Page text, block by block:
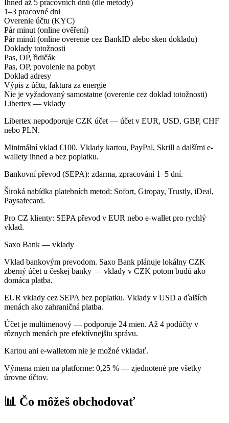
Ihned až 5 pracovních dnů (dle metody)
1–3 pracovné dni
Overenie účtu (KYC)
Pár minut (online ověření)
Pár minút (online overenie cez BankID alebo sken dokladu)
Doklady totožnosti
Pas, OP, řidičák
Pas, OP, povolenie na pobyt
Doklad adresy
Výpis z účtu, faktura za energie
Nie je vyžadovaný samostatne (overenie cez doklad totožnosti)
Libertex — vklady
Libertex nepodporuje CZK účet — účet v EUR, USD, GBP, CHF
nebo PLN.
Minimální vklad €100. Vklady kartou, PayPal, Skrill a dalšími e-
wallety ihned a bez poplatku.
Bankovní převod (SEPA): zdarma, zpracování 1–5 dní.
Široká nabídka platebních metod: Sofort, Giropay, Trustly, iDeal,
Paysafecard.
Pro CZ klienty: SEPA převod v EUR nebo e-wallet pro rychlý
vklad.
Saxo Bank — vklady
Vklad bankovým prevodom. Saxo Bank plánuje lokálny CZK
zberný účet u českej banky — vklady v CZK potom budú ako
domáca platba.
EUR vklady cez SEPA bez poplatku. Vklady v USD a ďalších
menách ako zahraničná platba.
Účet je multimenový — podporuje 24 mien. Až 4 podúčty v
rôznych menách pre efektívnejšiu správu.
Kartou ani e-walletom nie je možné vkladať.
Výmena mien na platforme: 0,25 % — zjednotené pre všetky
úrovne účtov.
📊 Čo môžeš obchodovať